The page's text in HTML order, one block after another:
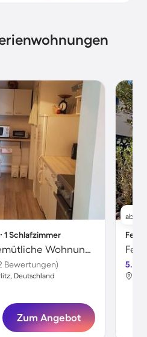
1 Schlafzimmer
Voll ausgestattete gemütliche Wohnung mit Garten, Grill und beheiztem Pool
Bewertungen)
Deutschland
Zum Angebot
ab
5.0